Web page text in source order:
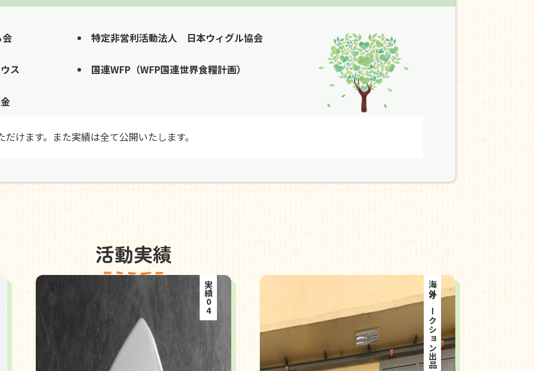
特定非営利活動法人 日本ウィグル協会
ス 国連WFP（WFP国連世界食糧計画）
けます。また実績は全て公開いたします。
活動実績
実績04 海外オークション出品